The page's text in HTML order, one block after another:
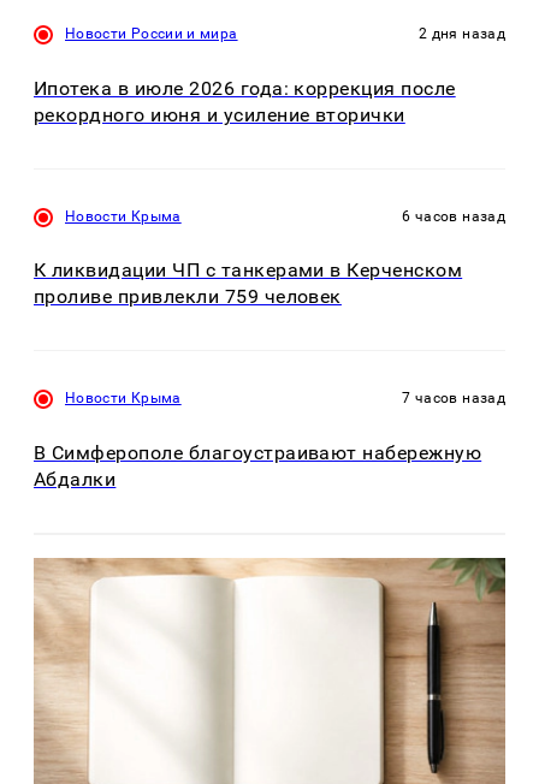
Новости России и мира 2 дня назад
Ипотека в июле 2026 года: коррекция после
рекордного июня и усиление вторички
Новости Крыма 6 часов назад
К ликвидации ЧП с танкерами в Керченском
проливе привлекли 759 человек
Новости Крыма 7 часов назад
В Симферополе благоустраивают набережную
Абдалки